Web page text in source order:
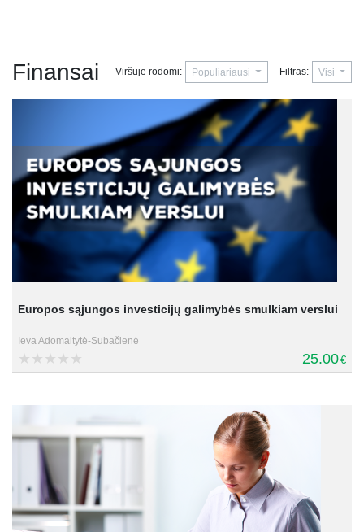
Finansai Viršuje rodomi: Populiariausi Filtras: Visi
Europos sąjungos investicijų galimybės smulkiam verslui
Ieva Adomaitytė-Subačienė
25.00€